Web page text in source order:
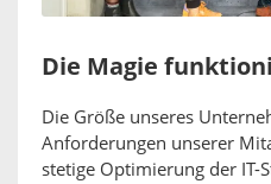
Die Magie
Die Größe unseres
Anforderungen unserer
stetige Optimierung der IT-